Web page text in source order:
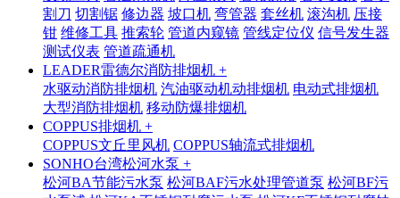
割刀 切割锯 修边器 坡口机 弯管器 套丝机 滚沟机 压接
钳 维修工具 推索轮 管道内窥镜 管线定位仪 信号发生器
测试仪表 管道疏通机
LEADER雷德尔消防排烟机 +
水驱动消防排烟机 汽油驱动机动排烟机 电动式排烟机
大型消防排烟机 移动防爆排烟机
COPPUS排烟机 +
COPPUS文丘里风机 COPPUS轴流式排烟机
SONHO台湾松河水泵 +
松河BA节能污水泵 松河BAF污水处理管道泵 松河BF污